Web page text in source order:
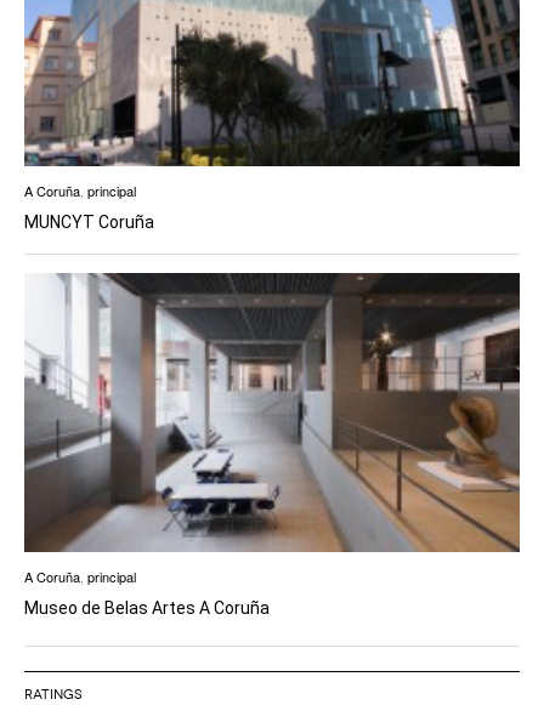
A Coruña principal
MUNCYT Coruña
A Coruña, principal
Museo de Belas Artes A Coruña
RATINGS